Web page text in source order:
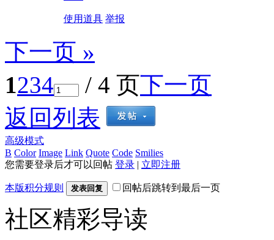
使用道具 举报
下一页 »
1234 / 4 页下一页
返回列表
高级模式
B Color Image Link Quote Code Smilies
您需要登录后才可以回帖 登录 | 立即注册
本版积分规则 发表回复 回帖后跳转到最后一页
社区精彩导读